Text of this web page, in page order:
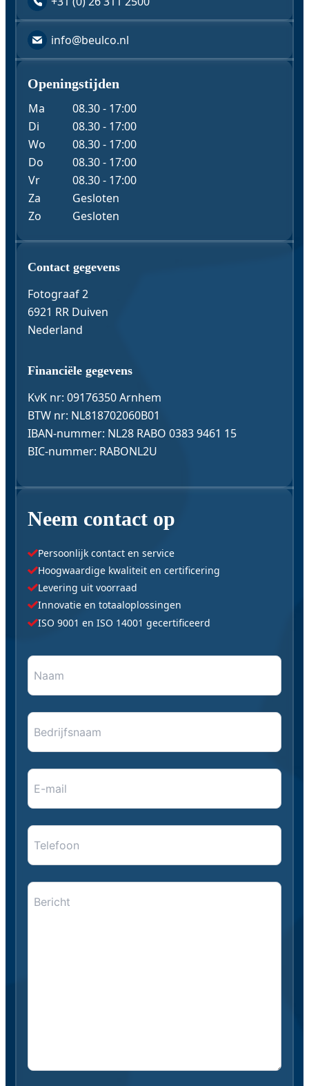
info@beulco.nl
Openingstijden
Ma
08.30 - 17:00
Di
08.30 - 17:00
Wo
08.30 - 17:00
Do
08.30 - 17:00
Vr
08.30 - 17:00
Za
Gesloten
Zo
Gesloten
Contact & Gegevens
Contact gegevens
Fotograaf 2
6921 RR Duiven
Nederland
Financiële gegevens
KvK nr: 09176350 Arnhem
BTW nr: NL818702060B01
IBAN-nummer: NL28 RABO 0383 9461 15
BIC-nummer: RABONL2U
Neem contact op
Persoonlijk contact en service
Hoogwaardige kwaliteit en certificering
Levering uit voorraad
Innovatie en totaaloplossingen
ISO 9001 en ISO 14001 gecertificeerd
"Naam
*
Bedrijfsnaam
E-
mail
**
Telefoon
Bericht
*